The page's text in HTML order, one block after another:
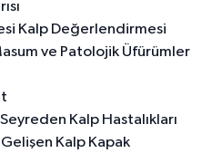
Kalp Değerlendirmesi
ve Patolojik Üfürümler
Kalp Hastalıkları
Kalp Kapak